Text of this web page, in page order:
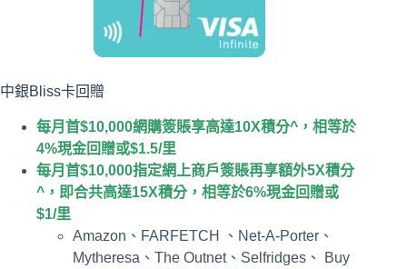
中銀Bliss卡回贈
每月首$10,000網購簽賬享高達10X積分^，相等於
4%現金回贈或$1.5/里
每月首$10,000指定網上商戶簽賬再享額外5X積分
^，即合共高達15X積分，相等於6%現金回贈或
$1/里
Amazon、FARFETCH 、Net-A-Porter、
Mytheresa、The Outnet、Selfridges、 Buy